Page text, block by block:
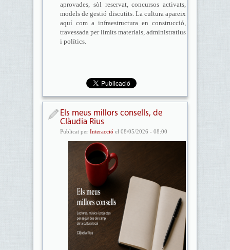
aprovades, sòl reservat, concursos activats,
models de gestió discutits. La cultura apareix
aquí com a infraestructura en construcció,
travessada per límits materials, administratius
i polítics.
Els meus millors consells, de
Clàudia Rius
Publicat per Interacció el 08/05/2026 - 08:00